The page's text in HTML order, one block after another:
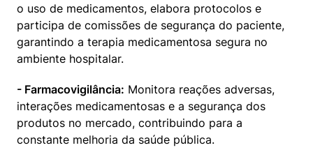
o uso de medicamentos, elabora protocolos e
participa de comissões de segurança do paciente,
garantindo a terapia medicamentosa segura no
ambiente hospitalar.
- Farmacovigilância: Monitora reações adversas,
interações medicamentosas e a segurança dos
produtos no mercado, contribuindo para a
constante melhoria da saúde pública.